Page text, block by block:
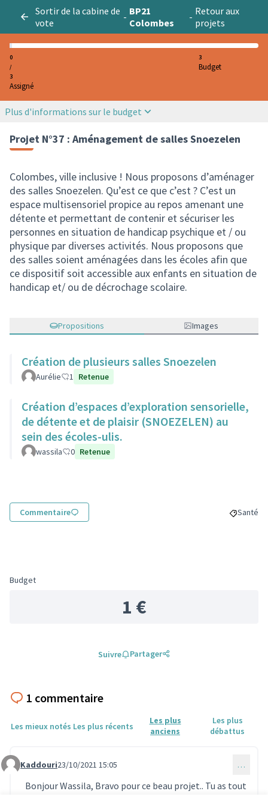
Sortir de la cabine de
vote
- BP21
Colombes
- Retour aux
projets
0
/
3
Assigné
3
Budget
Plus d'informations sur le budget
Projet N°37 : Aménagement de salles Snoezelen
Colombes, ville inclusive ! Nous proposons d’aménager
des salles Snoezelen. Qu’est ce que c’est ? C’est un
espace multisensoriel propice au repos amenant une
détente et permettant de contenir et sécuriser les
personnes en situation de handicap psychique et / ou
physique par diverses activités. Nous proposons que
des salles soient aménagées dans les écoles afin que
ce dispositif soit accessible aux enfants en situation de
handicap et/ ou de décrochage scolaire.
Propositions Images
Création de plusieurs salles Snoezelen
Aurélie 1 Retenue
Création d’espaces d’exploration sensorielle,
de détente et de plaisir (SNOEZELEN) au
sein des écoles-ulis.
wassila 0 Retenue
Commentaire Filtrer
Santé
Budget
1 €
Suivre Partager
1 commentaire
Les mieux notés Les plus récents
Les plus
anciens
Les plus
débattus
Commentaire 388
Kaddouri23/10/2021 15:05 …
Bonjour Wassila, Bravo pour ce beau projet.. Tu as tout